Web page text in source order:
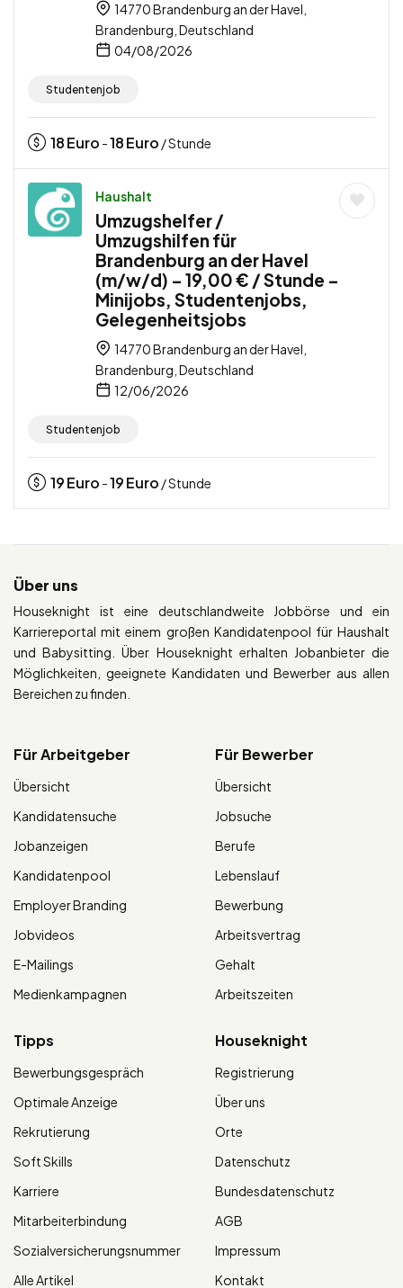
14770 Brandenburg an der Havel,
Brandenburg, Deutschland
04/08/2026
Studentenjob
18Euro -18Euro / Stunde
Haushalt
Umzugshelfer /
Umzugshilfen für
Brandenburg an der Havel
(m/w/d) – 19,00 € / Stunde –
Minijobs, Studentenjobs,
Gelegenheitsjobs
14770 Brandenburg an der Havel,
Brandenburg, Deutschland
12/06/2026
Studentenjob
19Euro -19Euro / Stunde
Über uns
Houseknight ist eine deutschlandweite Jobbörse und ein
Karriereportal mit einem großen Kandidatenpool für Haushalt
und Babysitting. Über Houseknight erhalten Jobanbieter die
Möglichkeiten, geeignete Kandidaten und Bewerber aus allen
Bereichen zu finden.
Für Arbeitgeber
Übersicht
Kandidatensuche
Jobanzeigen
Kandidatenpool
Employer Branding
Jobvideos
E-Mailings
Medienkampagnen
Für Bewerber
Übersicht
Jobsuche
Berufe
Lebenslauf
Bewerbung
Arbeitsvertrag
Gehalt
Arbeitszeiten
Tipps
Bewerbungsgespräch
Optimale Anzeige
Rekrutierung
Soft Skills
Karriere
Mitarbeiterbindung
Sozialversicherungsnummer
Alle Artikel
Houseknight
Registrierung
Über uns
Orte
Datenschutz
Bundesdatenschutz
AGB
Impressum
Kontakt